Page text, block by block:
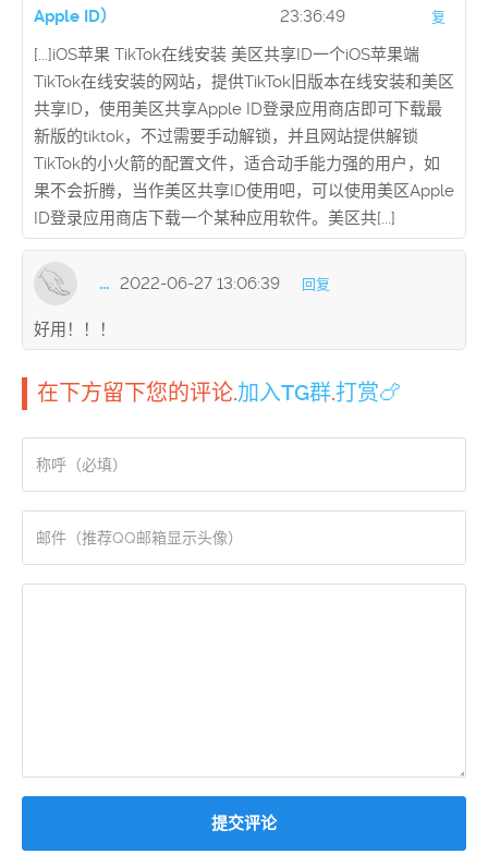
Apple ID）
23:36:49
复
[...]iOS苹果 TikTok在线安装 美区共享ID一个iOS苹果端
TikTok在线安装的网站，提供TikTok旧版本在线安装和美区
共享ID，使用美区共享Apple ID登录应用商店即可下载最
新版的tiktok，不过需要手动解锁，并且网站提供解锁
TikTok的小火箭的配置文件，适合动手能力强的用户，如
果不会折腾，当作美区共享ID使用吧，可以使用美区Apple
ID登录应用商店下载一个某种应用软件。美区共[...]
... 2022-06-27 13:06:39 回复
好用！！！
在下方留下您的评论.加入TG群.打赏🍗
提交评论